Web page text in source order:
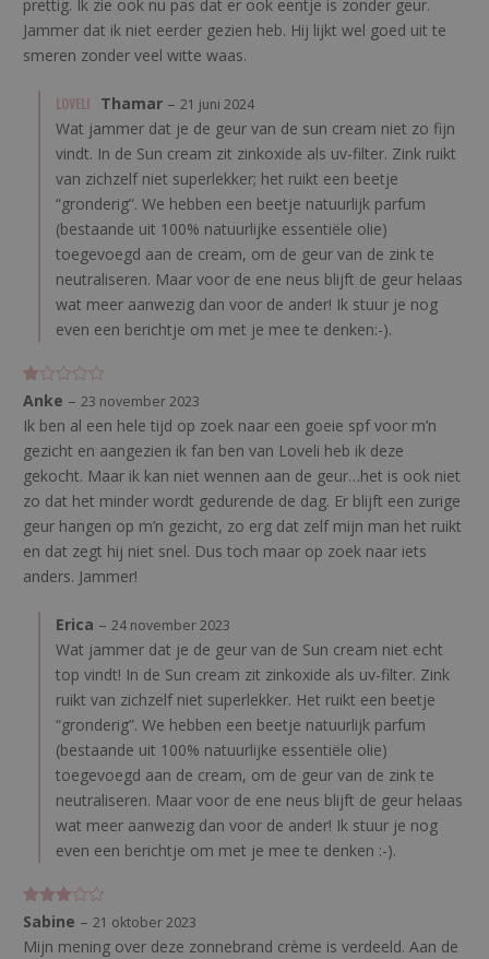
prettig. Ik zie ook nu pas dat er ook eentje is zonder geur.
Jammer dat ik niet eerder gezien heb. Hij lijkt wel goed uit te
smeren zonder veel witte waas.
LOVELI Thamar – 21 juni 2024
Wat jammer dat je de geur van de sun cream niet zo fijn
vindt. In de Sun cream zit zinkoxide als uv-filter. Zink ruikt
van zichzelf niet superlekker; het ruikt een beetje
“gronderig”. We hebben een beetje natuurlijk parfum
(bestaande uit 100% natuurlijke essentiële olie)
toegevoegd aan de cream, om de geur van de zink te
neutraliseren. Maar voor de ene neus blijft de geur helaas
wat meer aanwezig dan voor de ander! Ik stuur je nog
even een berichtje om met je mee te denken:-).
G
e
w
rd
ee
rd
1
5
Anke – 23 november 2023
Ik ben al een hele tijd op zoek naar een goeie spf voor m’n
gezicht en aangezien ik fan ben van Loveli heb ik deze
gekocht. Maar ik kan niet wennen aan de geur…het is ook niet
zo dat het minder wordt gedurende de dag. Er blijft een zurige
geur hangen op m’n gezicht, zo erg dat zelf mijn man het ruikt
en dat zegt hij niet snel. Dus toch maar op zoek naar iets
anders. Jammer!
Erica – 24 november 2023
Wat jammer dat je de geur van de Sun cream niet echt
top vindt! In de Sun cream zit zinkoxide als uv-filter. Zink
ruikt van zichzelf niet superlekker. Het ruikt een beetje
“gronderig”. We hebben een beetje natuurlijk parfum
(bestaande uit 100% natuurlijke essentiële olie)
toegevoegd aan de cream, om de geur van de zink te
neutraliseren. Maar voor de ene neus blijft de geur helaas
wat meer aanwezig dan voor de ander! Ik stuur je nog
even een berichtje om met je mee te denken :-).
Gewaar
deerd 3
uit 5
Sabine – 21 oktober 2023
Mijn mening over deze zonnebrand crème is verdeeld. Aan de